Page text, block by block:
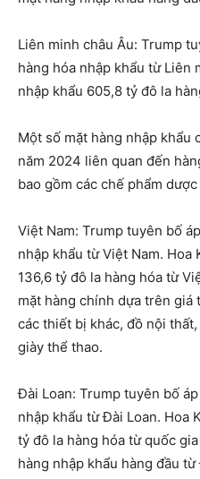
Liên minh châu Âu: Trump
hàng hóa nhập khẩu từ Liên
nhập khẩu 605,8 tỷ đô la
Một số mặt hàng nhập khẩu
năm 2024 liên quan đến
bao gồm các chế phẩm dược
Việt Nam: Trump tuyên bố
nhập khẩu từ Việt Nam. Hoa
136,6 tỷ đô la hàng hóa từ
mặt hàng chính dựa trên giá
các thiết bị khác, đồ nội
giày thể thao.
Đài Loan: Trump tuyên bố
nhập khẩu từ Đài Loan. Hoa
tỷ đô la hàng hóa từ quốc
hàng nhập khẩu hàng đầu